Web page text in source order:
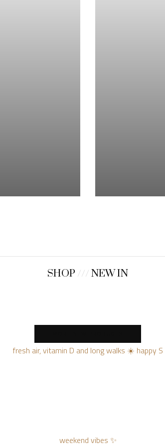
SHOP ///NEW IN
fresh air, vitamin D and long walks ☀️ happy S
weekend vibes ✨